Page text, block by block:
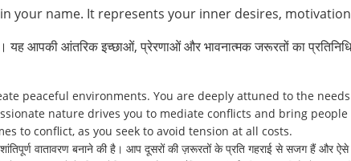
your name. It represents your inner desires,
आपकी आंतरिक इच्छाओं, प्रेरणाओं और भावनात्मक जरूरतों का
peaceful environments. You are deeply attuned to the
nature drives you to mediate conflicts and bring
to conflict, as you seek to avoid tension at all costs.
वातावरण बनाने की है। आप दूसरों की ज़रूरतों के प्रति गहराई से सजग हैं और